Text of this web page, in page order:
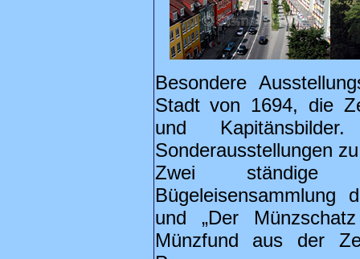
Besondere
Stadt von 1694, die
und
Sonderausstellungen
Zwei ständige
und „Der
Münzfund aus der